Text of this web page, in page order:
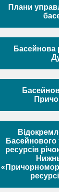
Плани
План
річок
План
нижнього
Басейнова
Правові засади
Установчі
Склад
Дунаю
Матеріали
Правові засади
Установчі
Склад
Басейнового
ресурсів